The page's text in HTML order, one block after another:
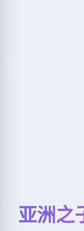
亚洲之